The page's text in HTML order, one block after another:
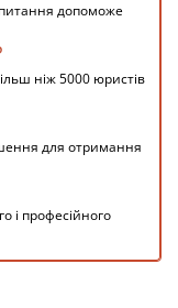
допоможе
ніж 5000 юристів
для отримання
і професійного